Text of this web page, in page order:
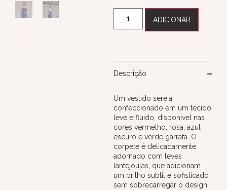
ADICIONAR
Descrição
Um vestido sereia
confeccionado em um tecido
leve e fluido, disponível nas
cores vermelho, rosa, azul
escuro e verde garrafa. O
corpete é delicadamente
adornado com leves
lantejoulas, que adicionam
um brilho subtil e sofisticado
sem sobrecarregar o design.